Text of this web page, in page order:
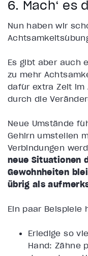
6. Mach‘ es
Nun haben wir
Es gibt aber auch
zu mehr
dafür extra Zeit im
durch die
Neue Umstände
Gehirn umstellen
Verbindungen
neue Situationen
Gewohnheiten
übrig als
Ein paar Beispiele
Erledige so
Hand: Zähne